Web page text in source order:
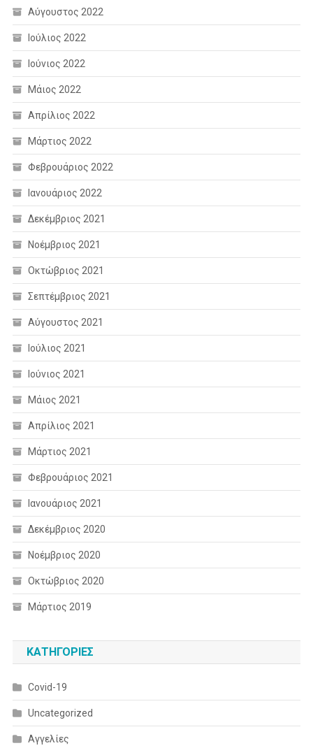
Αύγουστος 2022
Ιούλιος 2022
Ιούνιος 2022
Μάιος 2022
Απρίλιος 2022
Μάρτιος 2022
Φεβρουάριος 2022
Ιανουάριος 2022
Δεκέμβριος 2021
Νοέμβριος 2021
Οκτώβριος 2021
Σεπτέμβριος 2021
Αύγουστος 2021
Ιούλιος 2021
Ιούνιος 2021
Μάιος 2021
Απρίλιος 2021
Μάρτιος 2021
Φεβρουάριος 2021
Ιανουάριος 2021
Δεκέμβριος 2020
Νοέμβριος 2020
Οκτώβριος 2020
Μάρτιος 2019
KΑΤΗΓΟΡΊΕΣ
Covid-19
Uncategorized
Αγγελίες